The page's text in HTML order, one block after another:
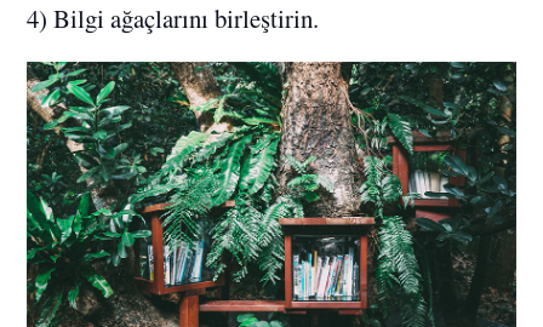
4) Bilgi ağaçlarını birleştirin.